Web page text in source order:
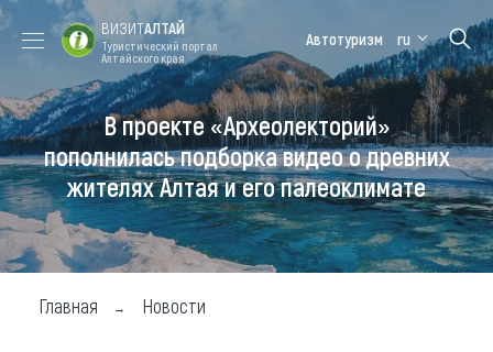
Форум VISIT
ALTAI
Цветение
маральника
Медицинский
форум
Алтайская
зимовка
Туры
Где побывать
Чем заняться
ВИЗИТАЛТАЙ
Туристический портал
Алтайского края
Автотуризм ru
В проекте «Археолекторий»
пополнилась подборка видео о древних
жителях Алтая и его палеоклимате
Главная Новости